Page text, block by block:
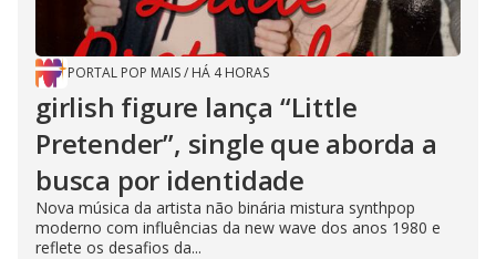
PORTAL POP MAIS/ HÁ 4 HORAS
girlish figure lança “Little
Pretender”, single que aborda a
busca por identidade
Nova música da artista não binária mistura synthpop
moderno com influências da new wave dos anos 1980 e
reflete os desafios da...